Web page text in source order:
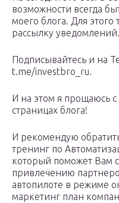
возможности всегда
моего блога. Для этого
рассылку уведомлений.
Подписывайтесь и на
t.me/investbro_ru.
И на этом я прощаюсь
страницах блога!
И рекомендую
тренинг по
который поможет Вам
привлечению
автопилоте в режиме
маркетинг план